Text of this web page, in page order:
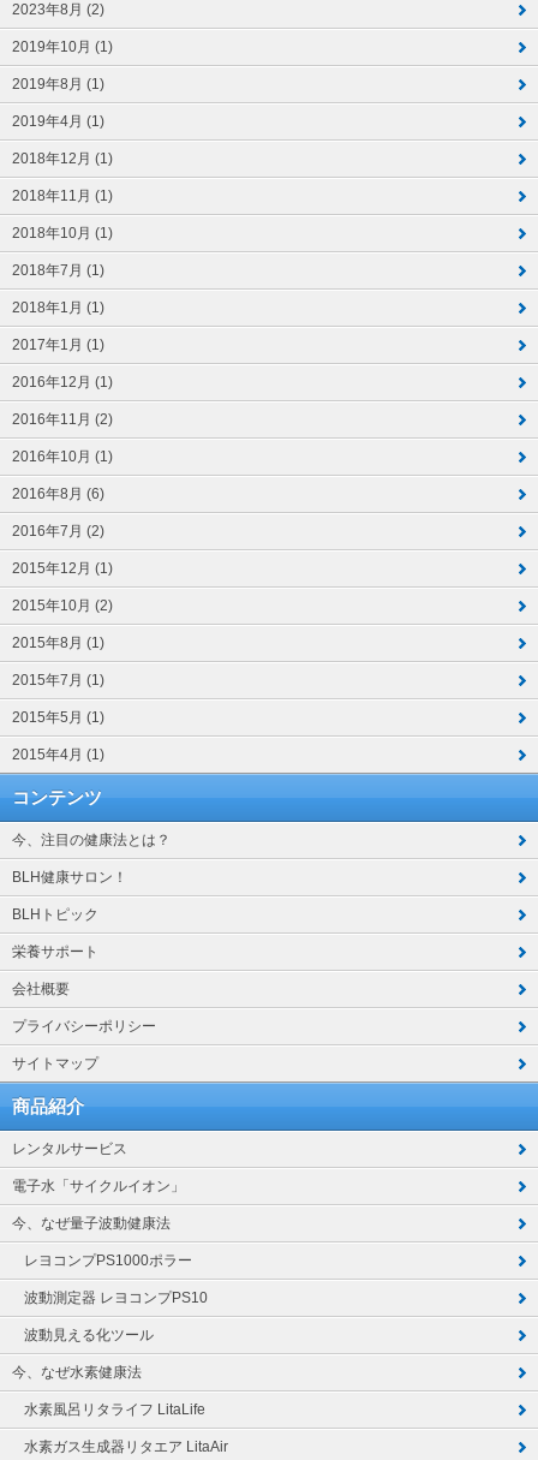
2023年8月 (2)
2019年10月 (1)
2019年8月 (1)
2019年4月 (1)
2018年12月 (1)
2018年11月 (1)
2018年10月 (1)
2018年7月 (1)
2018年1月 (1)
2017年1月 (1)
2016年12月 (1)
2016年11月 (2)
2016年10月 (1)
2016年8月 (6)
2016年7月 (2)
2015年12月 (1)
2015年10月 (2)
2015年8月 (1)
2015年7月 (1)
2015年5月 (1)
2015年4月 (1)
コンテンツ
今、注目の健康法とは？
BLH健康サロン！
BLHトピック
栄養サポート
会社概要
プライバシーポリシー
サイトマップ
商品紹介
レンタルサービス
電子水「サイクルイオン」
今、なぜ量子波動健康法
レヨコンプPS1000ポラー
波動測定器 レヨコンプPS10
波動見える化ツール
今、なぜ水素健康法
水素風呂リタライフ LitaLife
水素ガス生成器リタエア LitaAir